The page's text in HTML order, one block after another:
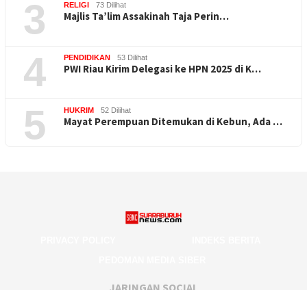
3 RELIGI 73 Dilihat
Majlis Ta’lim Assakinah Taja Perin…
4 PENDIDIKAN 53 Dilihat
PWI Riau Kirim Delegasi ke HPN 2025 di K…
5 HUKRIM 52 Dilihat
Mayat Perempuan Ditemukan di Kebun, Ada …
JARINGAN SOCIAL